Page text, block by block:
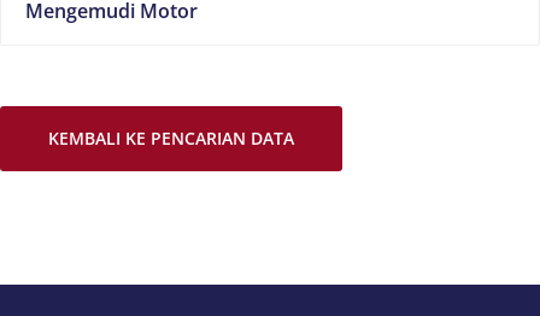
Mengemudi Motor
KEMBALI KE PENCARIAN DATA